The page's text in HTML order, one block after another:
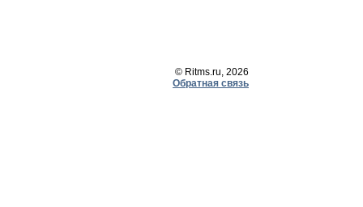
© Ritms.ru, 2026
Обратная связь